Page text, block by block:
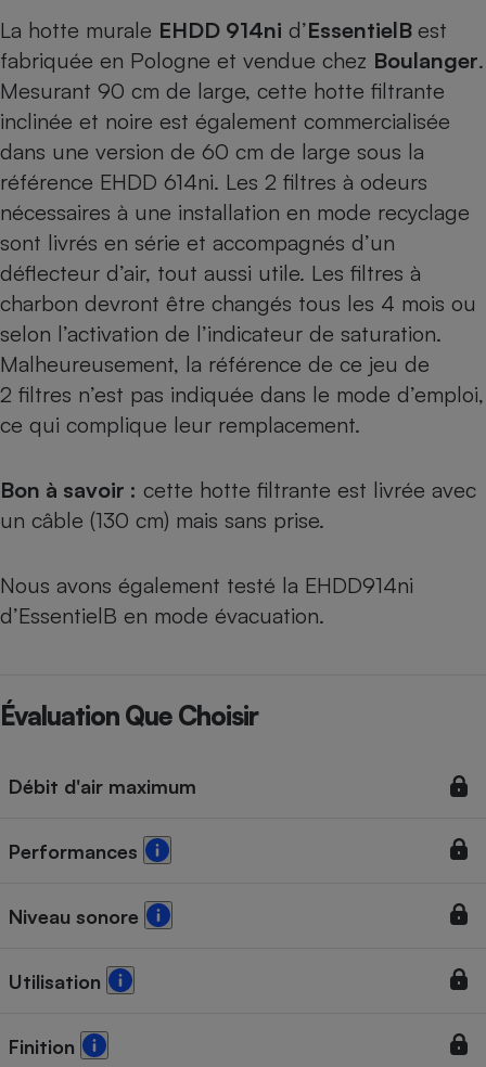
La hotte murale EHDD 914ni d’EssentielB est
fabriquée en Pologne et vendue chez Boulanger.
Mesurant 90 cm de large, cette hotte filtrante
inclinée et noire est également commercialisée
dans une version de 60 cm de large sous la
référence EHDD 614ni. Les 2 filtres à odeurs
nécessaires à une installation en mode recyclage
sont livrés en série et accompagnés d’un
déflecteur d’air, tout aussi utile. Les filtres à
charbon devront être changés tous les 4 mois ou
selon l’activation de l’indicateur de saturation.
Malheureusement, la référence de ce jeu de
2 filtres n’est pas indiquée dans le mode d’emploi,
ce qui complique leur remplacement.
Bon à savoir : cette hotte filtrante est livrée avec
un câble (130 cm) mais sans prise.
Nous avons également testé la EHDD914ni
d’EssentielB en mode évacuation.
Évaluation Que Choisir
Débit d'air maximum
Performances
Niveau sonore
Utilisation
Finition